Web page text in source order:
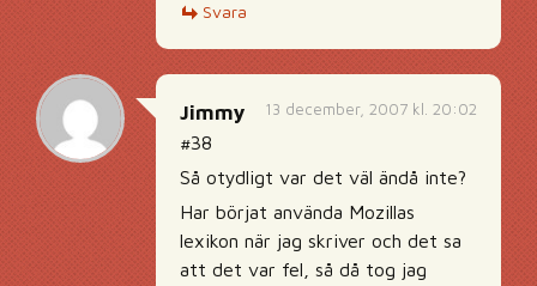
Svara
13 december, 2007 kl. 20:02
Jimmy
#38
Så otydligt var det väl ändå inte?
Har börjat använda Mozillas
lexikon när jag skriver och det sa
att det var fel, så då tog jag